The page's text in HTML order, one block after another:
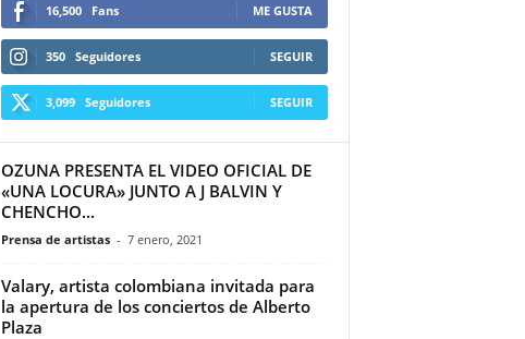
16,500 Fans ME GUSTA
350 Seguidores SEGUIR
3,099 Seguidores SEGUIR
OZUNA PRESENTA EL VIDEO OFICIAL DE
«UNA LOCURA» JUNTO A J BALVIN Y
CHENCHO...
Prensa de artistas - 7 enero, 2021
Valary, artista colombiana invitada para
la apertura de los conciertos de Alberto
Plaza